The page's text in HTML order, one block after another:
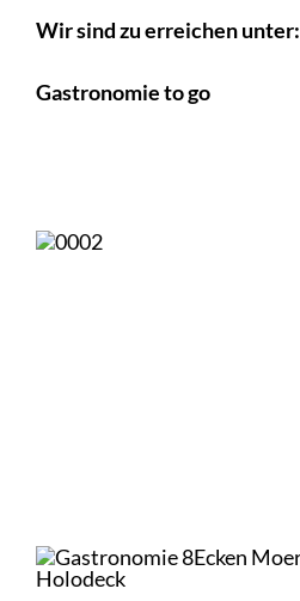
Wir sind zu erreichen unter:
Gastronomie to go